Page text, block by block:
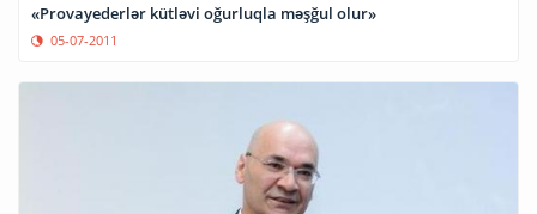
«Provayederlər kütləvi oğurluqla məşğul olur»
05-07-2011